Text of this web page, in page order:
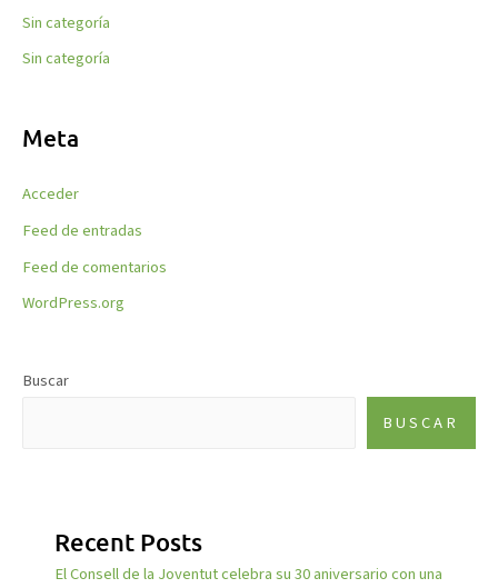
Sin categoría
Sin categoría
Meta
Acceder
Feed de entradas
Feed de comentarios
WordPress.org
Buscar
BUSCAR
Recent Posts
El Consell de la Joventut celebra su 30 aniversario con una